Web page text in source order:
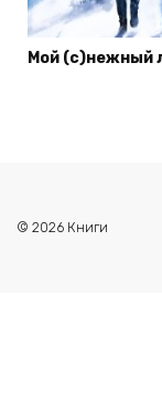
Мой (с)нежный
© 2026 Книги